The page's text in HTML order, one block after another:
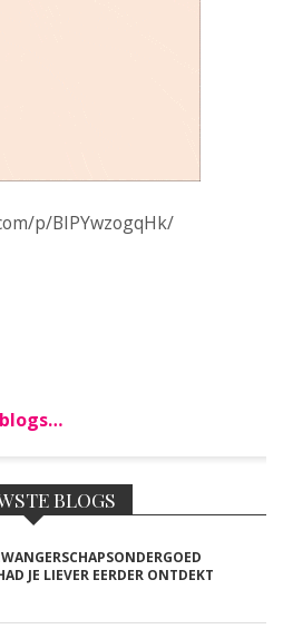
p/BIPYwzogqHk/
BLOGS
JE LIEVER EERDER ONTDEKT